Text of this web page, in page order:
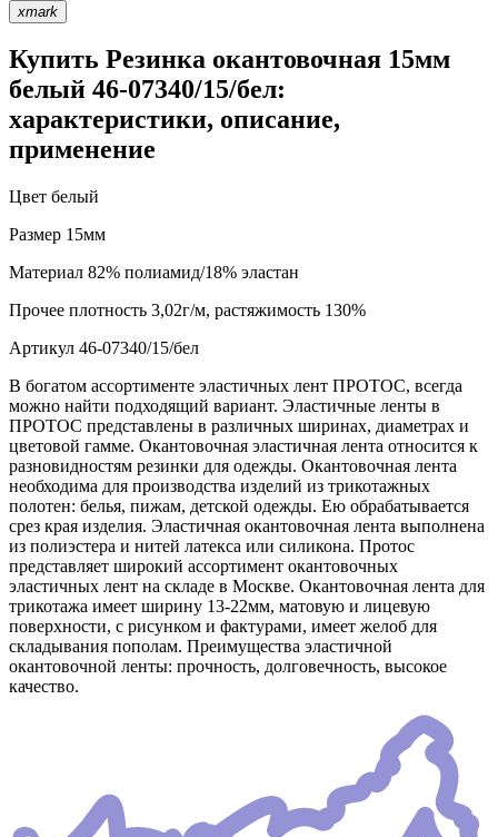
xmark
Купить Резинка окантовочная 15мм
белый 46-07340/15/бел:
характеристики, описание,
применение
Цвет белый
Размер 15мм
Материал 82% полиамид/18% эластан
Прочее плотность 3,02г/м, растяжимость 130%
Артикул 46-07340/15/бел
В богатом ассортименте эластичных лент ПРОТОС, всегда
можно найти подходящий вариант. Эластичные ленты в
ПРОТОС представлены в различных ширинах, диаметрах и
цветовой гамме. Окантовочная эластичная лента относится к
разновидностям резинки для одежды. Окантовочная лента
необходима для производства изделий из трикотажных
полотен: белья, пижам, детской одежды. Ею обрабатывается
срез края изделия. Эластичная окантовочная лента выполнена
из полиэстера и нитей латекса или силикона. Протос
представляет широкий ассортимент окантовочных
эластичных лент на складе в Москве. Окантовочная лента для
трикотажа имеет ширину 13-22мм, матовую и лицевую
поверхности, с рисунком и фактурами, имеет желоб для
складывания пополам. Преимущества эластичной
окантовочной ленты: прочность, долговечность, высокое
качество.